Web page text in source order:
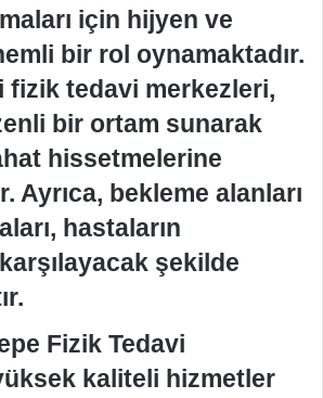
için hijyen ve
bir rol oynamaktadır.
fizik tedavi merkezleri,
bir ortam sunarak
hissetmelerine
Ayrıca, bekleme alanları
hastaların
şekilde
Fizik Tedavi
kaliteli hizmetler